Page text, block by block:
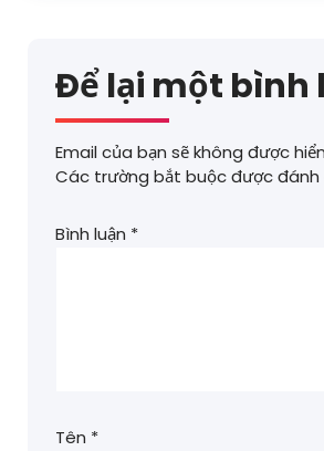
Để lại một bình
Email của bạn sẽ không được
Các trường bắt buộc được đánh
Bình luận *
Tên *